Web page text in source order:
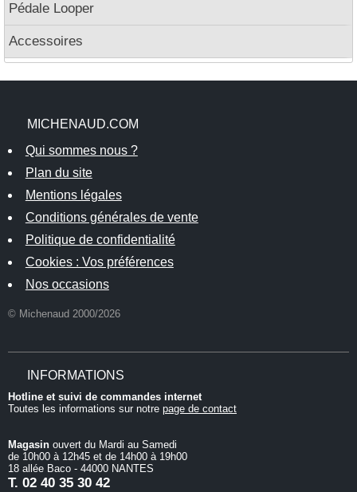
Pédale Looper
Accessoires
MICHENAUD.COM
Qui sommes nous ?
Plan du site
Mentions légales
Conditions générales de vente
Politique de confidentialité
Cookies : Vos préférences
Nos occasions
© Michenaud 2000/2026
INFORMATIONS
Hotline et suivi de commandes internet
Toutes les informations sur notre page de contact
Magasin ouvert du Mardi au Samedi
de 10h00 à 12h45 et de 14h00 à 19h00
18 allée Baco - 44000 NANTES
T. 02 40 35 30 42